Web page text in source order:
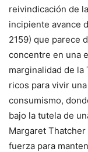
reivindicación de
incipiente avance
2159) que parece
concentre en una
marginalidad de
ricos para vivir
consumismo,
bajo la tutela de
Margaret
fuerza para